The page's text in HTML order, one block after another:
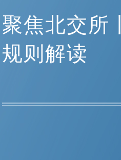
聚焦北交所
规则解读